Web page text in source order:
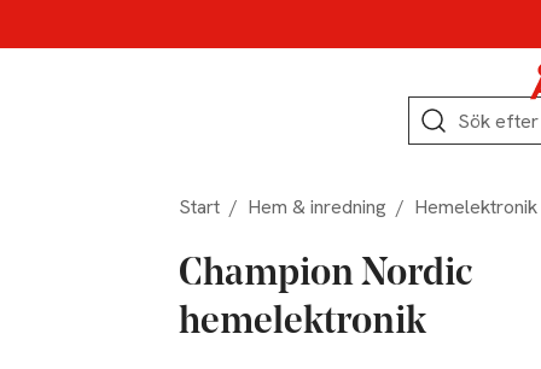
Sök
Start / Hem & inredning / Hemelektronik
Champion Nordic
hemelektronik